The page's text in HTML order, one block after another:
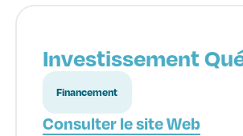
Investissement
Financement
Consulter le site Web